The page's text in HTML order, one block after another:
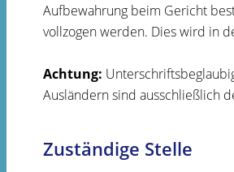
Aufbewahrung beim Gericht
vollzogen werden. Dies wird in
Achtung:
Ausländern sind ausschließlich
Zuständige Stelle